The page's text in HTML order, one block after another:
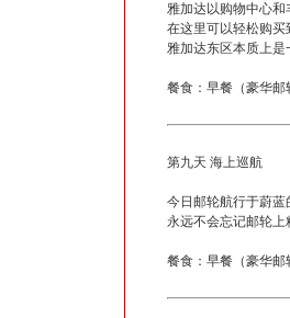
雅加达以购物中心和
在这里可以轻松购买
雅加达东区本质上是
餐食：早餐（豪华
第九天 海上巡航
今日邮轮航行于蔚
永远不会忘记邮轮上
餐食：早餐（豪华